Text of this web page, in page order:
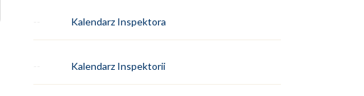
Kalendarz Inspektora
Kalendarz Inspektorii